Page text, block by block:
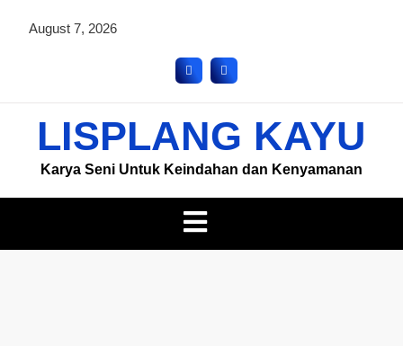
August 7, 2026
LISPLANG KAYU
Karya Seni Untuk Keindahan dan Kenyamanan